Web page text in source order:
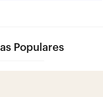
Populares